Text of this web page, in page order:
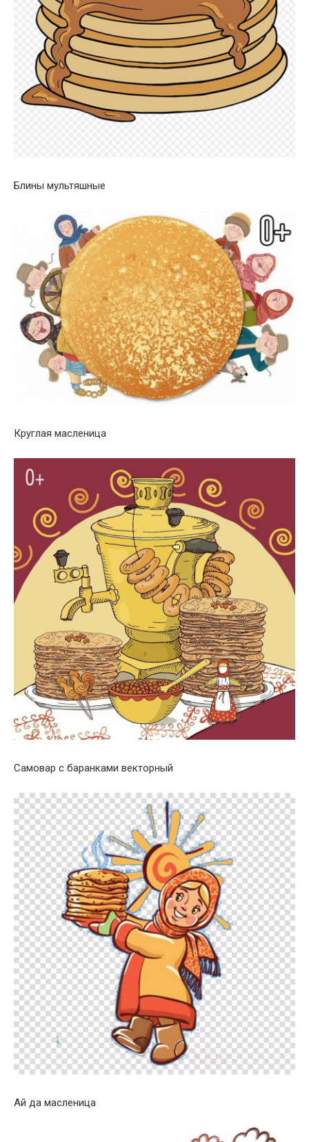
Блины мультяшные
Круглая масленица
Самовар с баранками векторный
Ай да масленица